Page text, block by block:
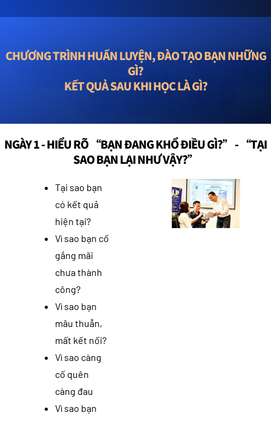
CHƯƠNG TRÌNH HUẤN LUYỆN, ĐÀO TẠO BẠN NHỮNG
GÌ?
KẾT QUẢ SAU KHI HỌC LÀ GÌ?
NGÀY 1 - HIỂU RÕ “BẠN ĐANG KHỔ ĐIỀU GÌ?” - “TẠI
SAO BẠN LẠI NHƯ VẬY?”
Tại sao bạn
có kết quả
hiện tại?
Vì sao bạn cố
gắng mãi
chưa thành
công?
Vì sao bạn
mâu thuẫn,
mất kết nối?
Vì sao càng
cố quên
càng đau
Vì sao bạn